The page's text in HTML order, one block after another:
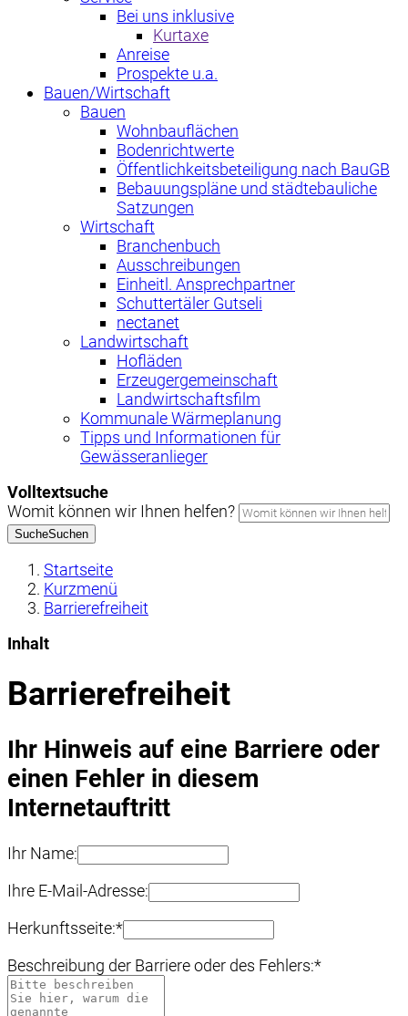
Bei uns inklusive
Kurtaxe
Anreise
Prospekte u.a.
Bauen/Wirtschaft
Bauen
Wohnbauflächen
Bodenrichtwerte
Öffentlichkeitsbeteiligung nach BauGB
Bebauungspläne und städtebauliche
Satzungen
Wirtschaft
Branchenbuch
Ausschreibungen
Einheitl. Ansprechpartner
Schuttertäler Gutseli
nectanet
Landwirtschaft
Hofläden
Erzeugergemeinschaft
Landwirtschaftsfilm
Kommunale Wärmeplanung
Tipps und Informationen für
Gewässeranlieger
Volltextsuche
Womit können wir Ihnen helfen?
SucheSuchen
Startseite
Kurzmenü
Barrierefreiheit
Inhalt
Barrierefreiheit
Ihr Hinweis auf eine Barriere oder
einen Fehler in diesem
Internetauftritt
Ihr Name:
Ihre E-Mail-Adresse:
Herkunftsseite:*
Beschreibung der Barriere oder des Fehlers:*